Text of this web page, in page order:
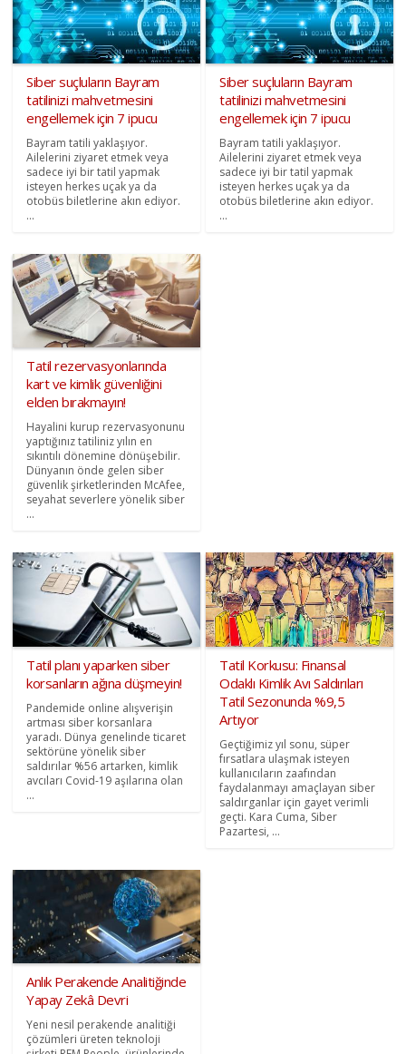
Siber suçluların Bayram
tatilinizi mahvetmesini
engellemek için 7 ipucu
Bayram tatili yaklaşıyor.
Ailelerini ziyaret etmek veya
sadece iyi bir tatil yapmak
isteyen herkes uçak ya da
otobüs biletlerine akın ediyor.
...
Siber suçluların Bayram
tatilinizi mahvetmesini
engellemek için 7 ipucu
Bayram tatili yaklaşıyor.
Ailelerini ziyaret etmek veya
sadece iyi bir tatil yapmak
isteyen herkes uçak ya da
otobüs biletlerine akın ediyor.
...
Tatil rezervasyonlarında
kart ve kimlik güvenliğini
elden bırakmayın!
Hayalini kurup rezervasyonunu
yaptığınız tatiliniz yılın en
sıkıntılı dönemine dönüşebilir.
Dünyanın önde gelen siber
güvenlik şirketlerinden McAfee,
seyahat severlere yönelik siber
...
Tatil planı yaparken siber
korsanların ağına düşmeyin!
Pandemide online alışverişin
artması siber korsanlara
yaradı. Dünya genelinde ticaret
sektörüne yönelik siber
saldırılar %56 artarken, kimlik
avcıları Covid-19 aşılarına olan
...
Tatil Korkusu: Finansal
Odaklı Kimlik Avı Saldırıları
Tatil Sezonunda %9,5
Artıyor
Geçtiğimiz yıl sonu, süper
fırsatlara ulaşmak isteyen
kullanıcıların zaafından
faydalanmayı amaçlayan siber
saldırganlar için gayet verimli
geçti. Kara Cuma, Siber
Pazartesi, ...
Anlık Perakende Analitiğinde
Yapay Zekâ Devri
Yeni nesil perakende analitiği
çözümleri üreten teknoloji